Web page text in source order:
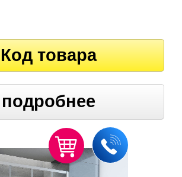
Код товара
подробнее